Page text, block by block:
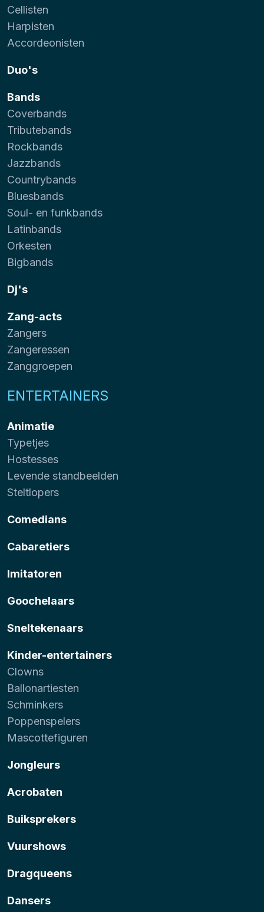
Cellisten
Harpisten
Accordeonisten
Duo's
Bands
Coverbands
Tributebands
Rockbands
Jazzbands
Countrybands
Bluesbands
Soul- en funkbands
Latinbands
Orkesten
Bigbands
Dj's
Zang-acts
Zangers
Zangeressen
Zanggroepen
ENTERTAINERS
Animatie
Typetjes
Hostesses
Levende standbeelden
Steltlopers
Comedians
Cabaretiers
Imitatoren
Goochelaars
Sneltekenaars
Kinder-entertainers
Clowns
Ballonartiesten
Schminkers
Poppenspelers
Mascottefiguren
Jongleurs
Acrobaten
Buiksprekers
Vuurshows
Dragqueens
Dansers